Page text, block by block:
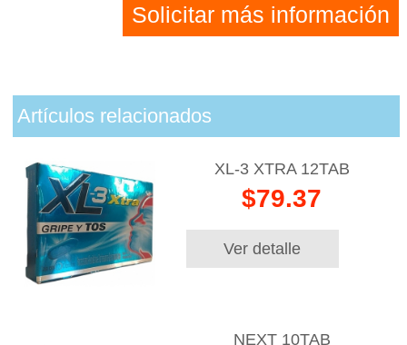
Solicitar más información
Artículos relacionados
XL-3 XTRA 12TAB
$79.37
Ver detalle
NEXT 10TAB